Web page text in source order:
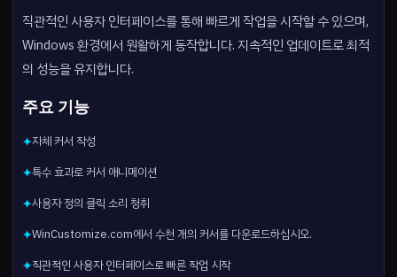
직관적인 사용자 인터페이스를 통해 빠르게 작업을 시작할 수 있으며,
Windows 환경에서 원활하게 동작합니다. 지속적인 업데이트로 최적
의 성능을 유지합니다.
주요 기능
✦자체 커서 작성
✦특수 효과로 커서 애니메이션
✦사용자 정의 클릭 소리 청취
✦WinCustomize.com에서 수천 개의 커서를 다운로드하십시오.
✦직관적인 사용자 인터페이스로 빠른 작업 시작